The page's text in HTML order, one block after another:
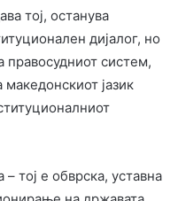
тој, останува
дијалог, но
правосудниот систем,
јазик
тој е обврска, уставна